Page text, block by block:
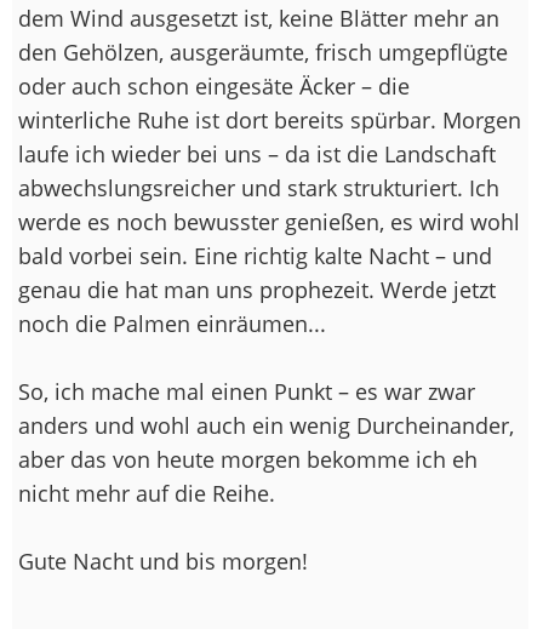
dem Wind ausgesetzt ist, keine Blätter mehr an
den Gehölzen, ausgeräumte, frisch umgepflügte
oder auch schon eingesäte Äcker – die
winterliche Ruhe ist dort bereits spürbar. Morgen
laufe ich wieder bei uns – da ist die Landschaft
abwechslungsreicher und stark strukturiert. Ich
werde es noch bewusster genießen, es wird wohl
bald vorbei sein. Eine richtig kalte Nacht – und
genau die hat man uns prophezeit. Werde jetzt
noch die Palmen einräumen...
So, ich mache mal einen Punkt – es war zwar
anders und wohl auch ein wenig Durcheinander,
aber das von heute morgen bekomme ich eh
nicht mehr auf die Reihe.
Gute Nacht und bis morgen!